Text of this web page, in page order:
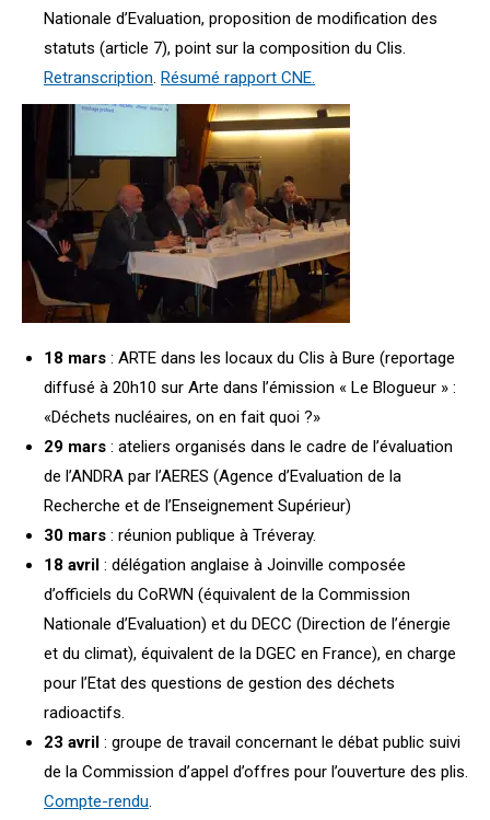
Nationale d’Evaluation, proposition de modification des
statuts (article 7), point sur la composition du Clis.
Retranscription. Résumé rapport CNE.
18 mars : ARTE dans les locaux du Clis à Bure (reportage
diffusé à 20h10 sur Arte dans l’émission « Le Blogueur » :
«Déchets nucléaires, on en fait quoi ?»
29 mars : ateliers organisés dans le cadre de l’évaluation
de l’ANDRA par l’AERES (Agence d’Evaluation de la
Recherche et de l’Enseignement Supérieur)
30 mars : réunion publique à Tréveray.
18 avril : délégation anglaise à Joinville composée
d’officiels du CoRWN (équivalent de la Commission
Nationale d’Evaluation) et du DECC (Direction de l’énergie
et du climat), équivalent de la DGEC en France), en charge
pour l’Etat des questions de gestion des déchets
radioactifs.
23 avril : groupe de travail concernant le débat public suivi
de la Commission d’appel d’offres pour l’ouverture des plis.
Compte-rendu.